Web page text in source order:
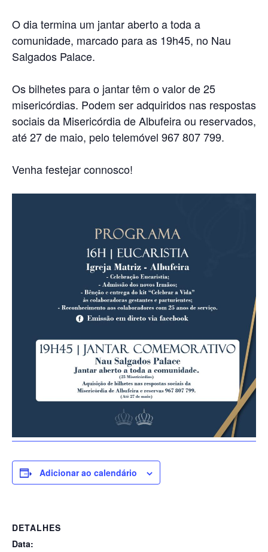
O dia termina um jantar aberto a toda a
comunidade, marcado para as 19h45, no Nau
Salgados Palace.
Os bilhetes para o jantar têm o valor de 25
misericórdias. Podem ser adquiridos nas respostas
sociais da Misericórdia de Albufeira ou reservados,
até 27 de maio, pelo telemóvel 967 807 799.
Venha festejar connosco!
Adicionar ao calendário
DETALHES
Data: